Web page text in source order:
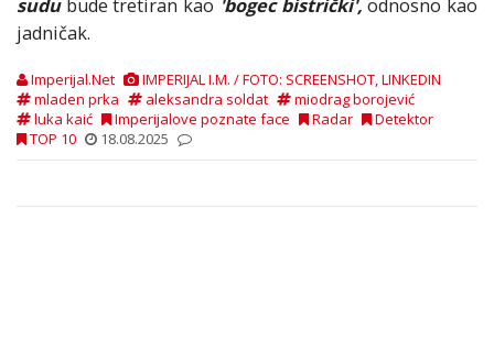
sudu bude tretiran kao 'bogec bistrički', odnosno kao
jadničak.
Imperijal.Net
IMPERIJAL I.M. / FOTO: SCREENSHOT, LINKEDIN
mladen prka
aleksandra soldat
miodrag borojević
luka kaić
Imperijalove poznate face Radar
Detektor
TOP 10
18.08.2025